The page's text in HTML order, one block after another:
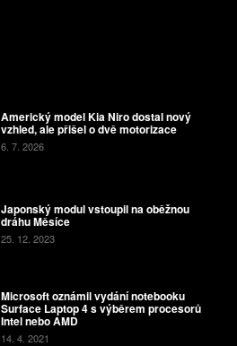
Americký model Kia Niro dostal nový
vzhled, ale přišel o dvě motorizace
6. 7. 2026
Japonský modul vstoupil na oběžnou
dráhu Měsíce
25. 12. 2023
Microsoft oznámil vydání notebooku
Surface Laptop 4 s výběrem procesorů
Intel nebo AMD
14. 4. 2021